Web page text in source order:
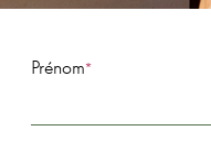
Prénom*